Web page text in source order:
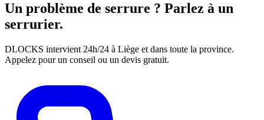
Un problème de serrure ? Parlez à un
serrurier.
DLOCKS intervient 24h/24 à Liège et dans toute la province.
Appelez pour un conseil ou un devis gratuit.